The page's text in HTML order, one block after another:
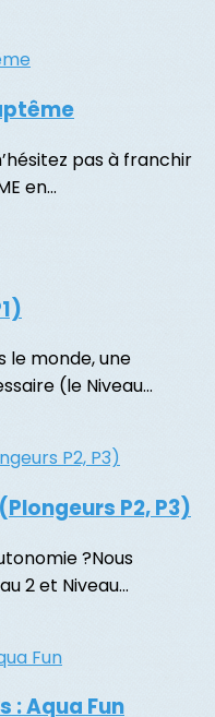
pas à franchir
en...
le monde, une
(le Niveau...
P2, P3)
?Nous
2 et Niveau...
: Aqua Fun